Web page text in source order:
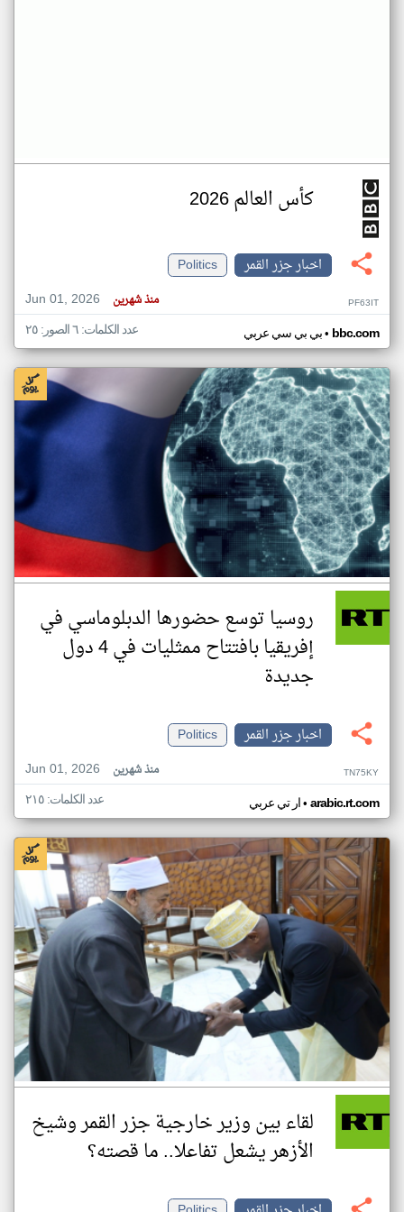
كأس العالم 2026
اخبار جزر القمر
Politics
Jun 01, 2026
منذ شهرين PF63IT
بي بي سي عربي• bbc.com عدد الكلمات: ٦ الصور: ٢٥
روسيا توسع حضورها الدبلوماسي في
إفريقيا بافتتاح ممثليات في 4 دول
جديدة
اخبار جزر القمر
Politics
Jun 01, 2026
منذ شهرين TN75KY
ار تي عربي• arabic.rt.com عدد الكلمات: ٢١٥
لقاء بين وزير خارجية جزر القمر وشيخ
الأزهر يشعل تفاعلا.. ما قصته؟